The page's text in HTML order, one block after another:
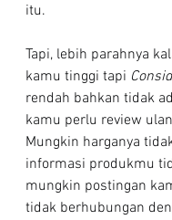
itu.
Tapi, lebih parahnya
kamu tinggi tapi
rendah bahkan tidak
kamu perlu review
Mungkin harganya
informasi produkmu
mungkin postingan
tidak berhubungan